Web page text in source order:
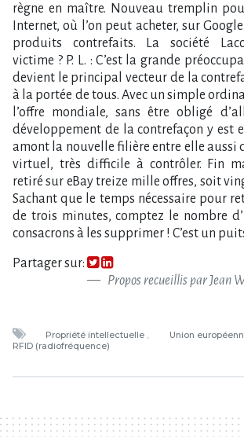
règne en maître. Nouveau tremplin
Internet, où l’on peut acheter, sur
produits contrefaits. La société
victime ? P. L. : C’est la grande
devient le principal vecteur de la
à la portée de tous. Avec un simple
l’offre mondiale, sans être obligé
développement de la contrefaçon y est
amont la nouvelle filière entre elle aussi
virtuel, très difficile à contrôler. Fin
retiré sur eBay treize mille offres, soit
Sachant que le temps nécessaire pour
de trois minutes, comptez le nombre
consacrons à les supprimer ! C’est un
Partager sur:
Propos recueillis par Jean
Propriété intellectuelle Union
RFID (radiofréquence)